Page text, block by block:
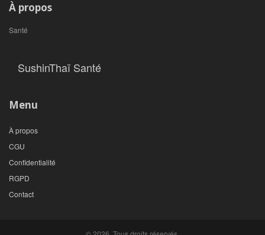
À propos
Santé
SushinThaï Santé
Menu
À propos
CGU
Confidentialité
RGPD
Contact